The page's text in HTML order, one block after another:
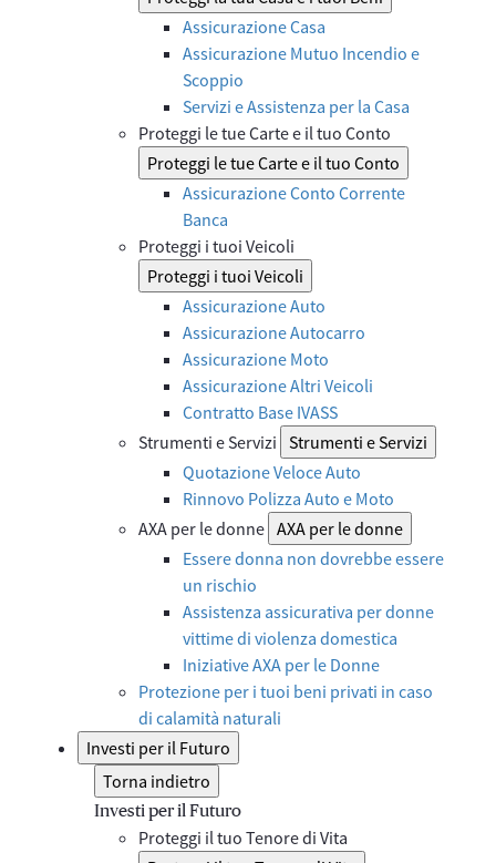
Assicurazione Casa
Assicurazione Mutuo Incendio e
Scoppio
Servizi e Assistenza per la Casa
Proteggi le tue Carte e il tuo Conto
Proteggi le tue Carte e il tuo Conto
Assicurazione Conto Corrente
Banca
Proteggi i tuoi Veicoli
Proteggi i tuoi Veicoli
Assicurazione Auto
Assicurazione Autocarro
Assicurazione Moto
Assicurazione Altri Veicoli
Contratto Base IVASS
Strumenti e Servizi Strumenti e Servizi
Quotazione Veloce Auto
Rinnovo Polizza Auto e Moto
AXA per le donne AXA per le donne
Essere donna non dovrebbe essere
un rischio
Assistenza assicurativa per donne
vittime di violenza domestica
Iniziative AXA per le Donne
Protezione per i tuoi beni privati in caso
di calamità naturali
Investi per il Futuro
Torna indietro
Investi per il Futuro
Proteggi il tuo Tenore di Vita